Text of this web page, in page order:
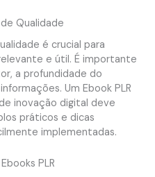
Qualidade
é crucial para
e útil. É importante
a profundidade do
Um Ebook PLR
inovação digital deve
práticos e dicas
implementadas.
PLR